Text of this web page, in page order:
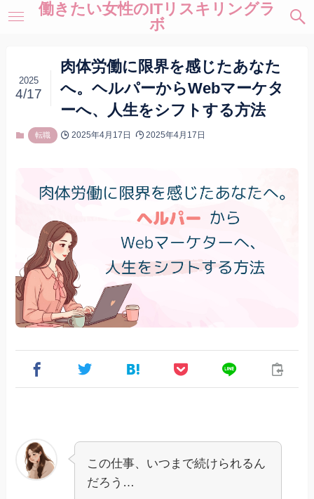
働きたい女性のITリスキリングラ
ボ
肉体労働に限界を感じたあなた
へ。ヘルパーからWebマーケタ
ーへ、人生をシフトする方法
2025
4/17
転職 2025年4月17日 2025年4月17日
この仕事、いつまで続けられるん
だろう…